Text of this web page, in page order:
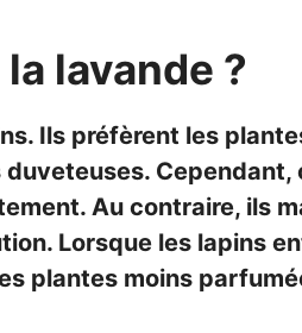
lavande ?
Ils préfèrent les
Cependant,
Au contraire, ils
Lorsque les lapins
plantes moins